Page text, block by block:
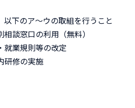
以下のア～ウの取組を行うこと
談窓口の利用（無料）
業規則等の改定
修の実施